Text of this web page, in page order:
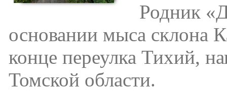
Родник
основании мыса склона
конце переулка Тихий,
Томской области.